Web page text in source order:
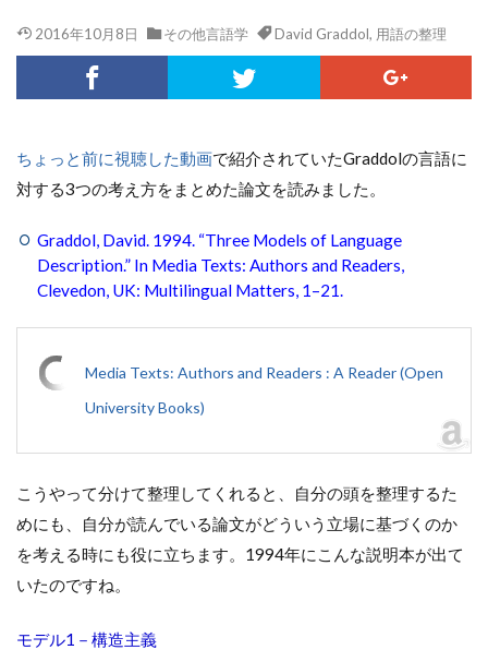
2016年10月8日 その他言語学 David Graddol, 用語の整理
ちょっと前に視聴した動画で紹介されていたGraddolの言語に
対する3つの考え方をまとめた論文を読みました。
Graddol, David. 1994. “Three Models of Language
Description.” In Media Texts: Authors and Readers,
Clevedon, UK: Multilingual Matters, 1–21.
Media Texts: Authors and Readers : A Reader (Open
University Books)
こうやって分けて整理してくれると、自分の頭を整理するた
めにも、自分が読んでいる論文がどういう立場に基づくのか
を考える時にも役に立ちます。1994年にこんな説明本が出て
いたのですね。
モデル1－構造主義